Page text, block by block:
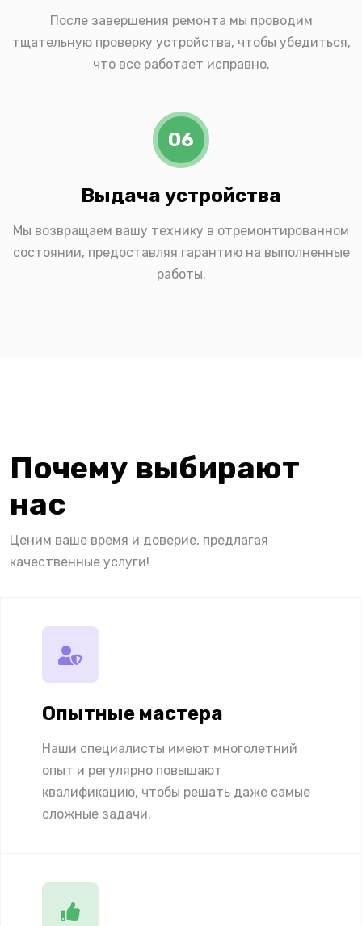
После завершения ремонта мы проводим
тщательную проверку устройства, чтобы убедиться,
что все работает исправно.
06
Выдача устройства
Мы возвращаем вашу технику в отремонтированном
состоянии, предоставляя гарантию на выполненные
работы.
Почему выбирают
нас
Ценим ваше время и доверие, предлагая
качественные услуги!
Опытные мастера
Наши специалисты имеют многолетний
опыт и регулярно повышают
квалификацию, чтобы решать даже самые
сложные задачи.